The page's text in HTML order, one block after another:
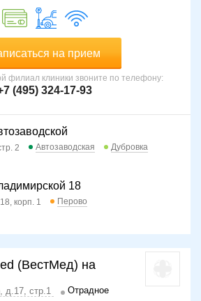
на прием
филиал клиники звоните по телефону:
(495) 324-17-93
2 Автозаводская
Дубровка
18
корп. 1
Перово
(ВестМед) на
д.17, стр.1 Отрадное